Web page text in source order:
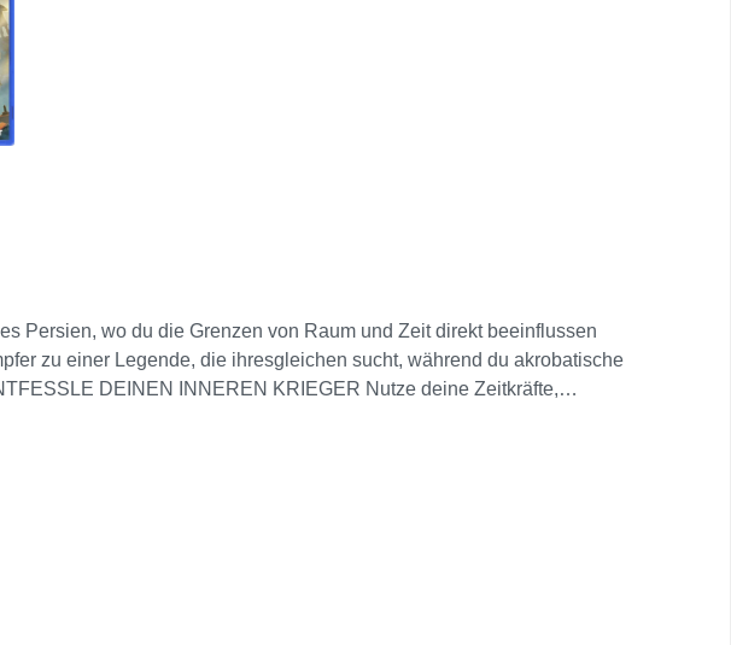
Persien, wo du die Grenzen von Raum und Zeit direkt beeinflussen
zu einer Legende, die ihresgleichen sucht, während du akrobatische
DEINEN INNEREN KRIEGER Nutze deine Zeitkräfte,
ERLEBE EIN EPISCHES ABENTEUER Tauche ein in eine
deinen Grips nutzt, um Rätsel zu lösen, versteckte Schätze zu finden